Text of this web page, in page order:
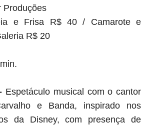
Produções
e Frisa R$ 40 / Camarote e
R$ 20
Espetáculo musical com o cantor
e Banda, inspirado nos
da Disney, com presença de